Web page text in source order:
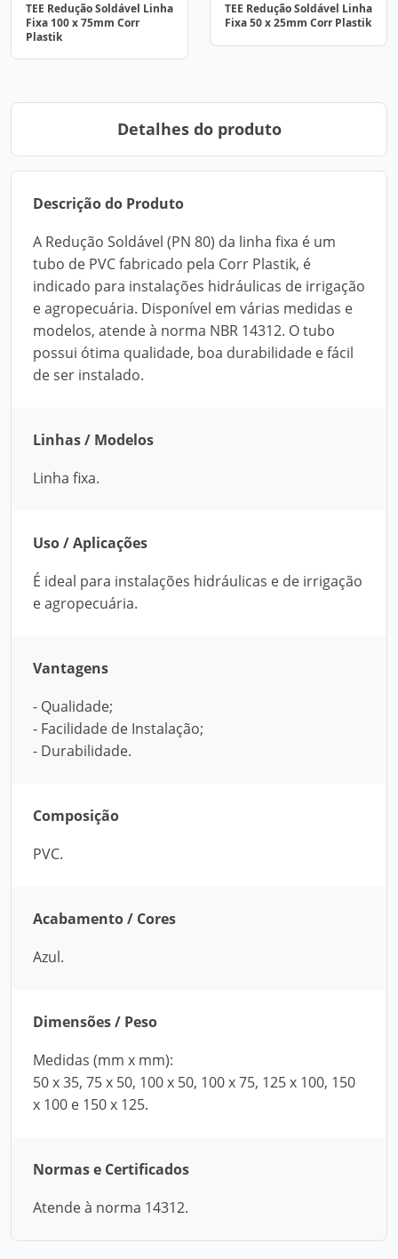
TEE Redução Soldável Linha
Fixa 100 x 75mm Corr
Plastik
TEE Redução Soldável Linha
Fixa 50 x 25mm Corr Plastik
Detalhes do produto
Descrição do Produto
A Redução Soldável (PN 80) da linha fixa é um
tubo de PVC fabricado pela Corr Plastik, é
indicado para instalações hidráulicas de irrigação
e agropecuária. Disponível em várias medidas e
modelos, atende à norma NBR 14312. O tubo
possui ótima qualidade, boa durabilidade e fácil
de ser instalado.
Linhas / Modelos
Linha fixa.
Uso / Aplicações
É ideal para instalações hidráulicas e de irrigação
e agropecuária.
Vantagens
- Qualidade;
- Facilidade de Instalação;
- Durabilidade.
Composição
PVC.
Acabamento / Cores
Azul.
Dimensões / Peso
Medidas (mm x mm):
50 x 35, 75 x 50, 100 x 50, 100 x 75, 125 x 100, 150
x 100 e 150 x 125.
Normas e Certificados
Atende à norma 14312.